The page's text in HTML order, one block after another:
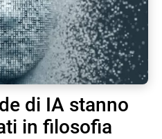
di IA stanno
in filosofia